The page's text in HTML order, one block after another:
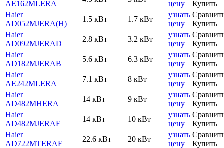
AE162MLERA цену
Купить
Haier
AD052MJERA(H)
1.5 кВт 1.7 кВт
узнать
цену
Купить
Haier
AD092MJERAD
2.8 кВт 3.2 кВт
узнать
цену
Купить
Haier
AD182MJERAB
5.6 кВт 6.3 кВт
узнать
цену
Купить
Haier
AE242MLERA
7.1 кВт 8 кВт
узнать
цену
Купить
Haier
AD482MHERA
14 кВт 9 кВт
узнать
цену
Купить
Haier
AD482MJERAF
14 кВт 10 кВт
узнать
цену
Купить
Haier
AD722MTERAF
22.6 кВт 20 кВт
узнать
цену
Купить